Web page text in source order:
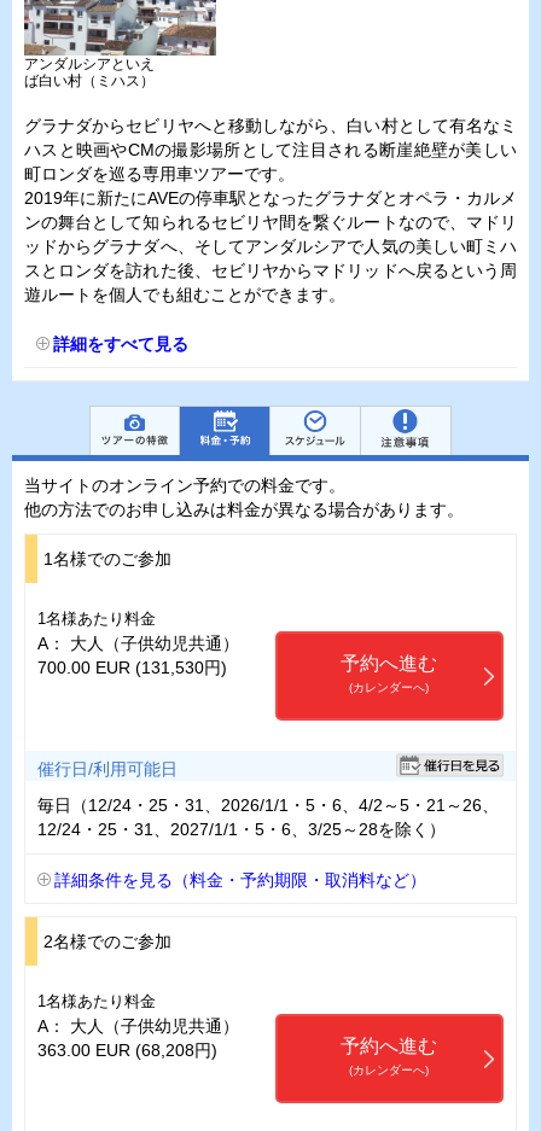
アンダルシアといえ
ば白い村（ミハス）
グラナダからセビリヤへと移動しながら、白い村として有名なミ
ハスと映画やCMの撮影場所として注目される断崖絶壁が美しい
町ロンダを巡る専用車ツアーです。
2019年に新たにAVEの停車駅となったグラナダとオペラ・カルメ
ンの舞台として知られるセビリヤ間を繋ぐルートなので、マドリ
ッドからグラナダへ、そしてアンダルシアで人気の美しい町ミハ
スとロンダを訪れた後、セビリヤからマドリッドへ戻るという周
遊ルートを個人でも組むことができます。
詳細をすべて見る
当サイトのオンライン予約での料金です。
他の方法でのお申し込みは料金が異なる場合があります。
1名様でのご参加
1名様あたり料金
A： 大人（子供幼児共通）
700.00 EUR (131,530円)
予約へ進む
(カレンダーへ)
催行日/利用可能日
毎日（12/24・25・31、2026/1/1・5・6、4/2～5・21～26、
12/24・25・31、2027/1/1・5・6、3/25～28を除く）
詳細条件を見る（料金・予約期限・取消料など）
2名様でのご参加
1名様あたり料金
A： 大人（子供幼児共通）
363.00 EUR (68,208円)
予約へ進む
(カレンダーへ)